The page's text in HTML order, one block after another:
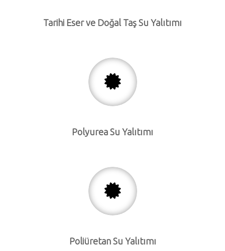
Tarihi Eser ve Doğal Taş Su Yalıtımı
Polyurea Su Yalıtımı
Poliüretan Su Yalıtımı